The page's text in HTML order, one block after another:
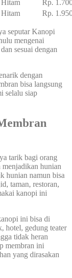
Rp.
Rp.
seputar Kanopi
mengenai
sesuai dengan
dengan
bisa langsung
selalu siap
tarik bagi orang
hunian
hunian namun bisa
taman, restoran,
kanopi ini
ini bisa di
hotel, gedung teater
tidak heran
membran ini
yang dirasakan